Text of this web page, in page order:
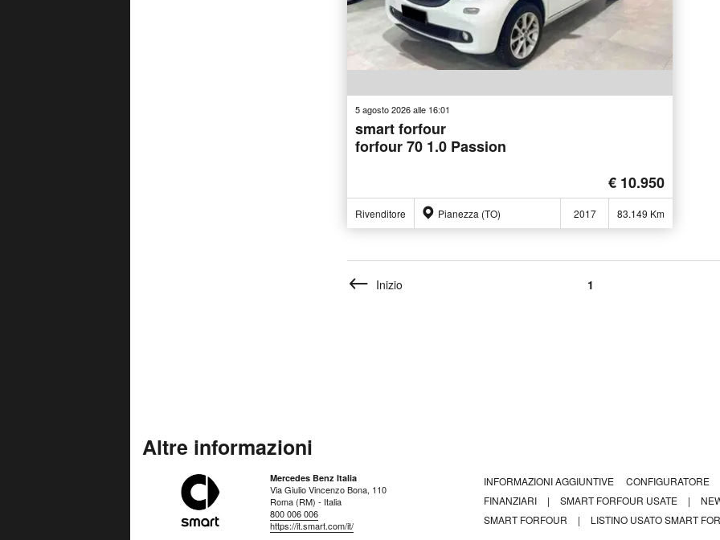
5 agosto 2026 alle 16:01
smart forfour
forfour 70 1.0 Passion
€ 10.950
Rivenditore Pianezza (TO) 2017 83.149 Km
Inizio 1
Altre informazioni
Mercedes Benz Italia
Via Giulio Vincenzo Bona, 110
Roma (RM) - Italia
800 006 006
https://it.smart.com/it/
INFORMAZIONI AGGIUNTIVE CONFIGURATORE
FINANZIARI
| SMART FORFOUR USATE |
SMART FORFOUR
| LISTINO USATO SMART